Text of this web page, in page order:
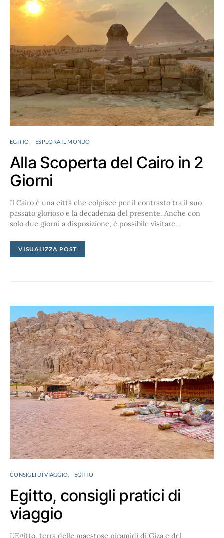
EGITTO ESPLORA IL MONDO
Alla Scoperta del Cairo in 2
Giorni
Il Cairo è una città che colpisce per il contrasto tra il suo
passato glorioso e la decadenza del presente. Anche con
solo due giorni a disposizione, è possibile visitare…
VISUALIZZA POST
CONSIGLI DI VIAGGIO EGITTO
Egitto, consigli pratici di
viaggio
L’Egitto, terra delle maestose piramidi di Giza e del